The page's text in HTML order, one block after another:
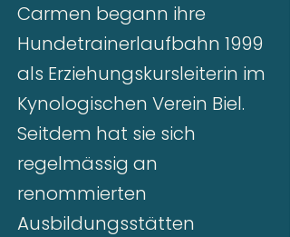
Carmen begann ihre
Hundetrainerlaufbahn 1999
als Erziehungskursleiterin im
Kynologischen Verein Biel.
Seitdem hat sie sich
regelmässig an
renommierten
Ausbildungsstätten